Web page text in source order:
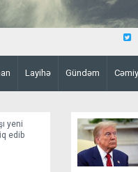
Layihə Gündəm
yeni
edib